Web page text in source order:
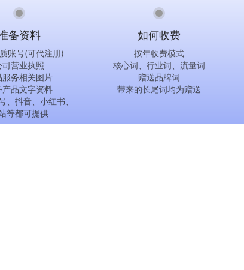
备资料
账号(可代注册)
司营业执照
服务相关图片
产品文字资料
、抖音、小红书、
等都可提供
如何收费
按年收费模式
核心词、行业词、流量词
赠送品牌词
带来的长尾词均为赠送